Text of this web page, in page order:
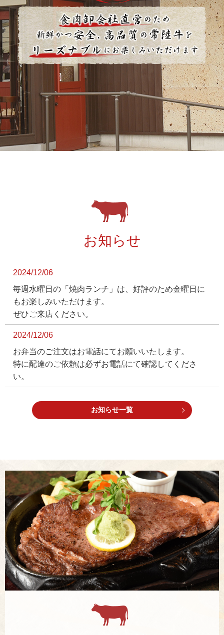
お知らせ
2024/12/06
毎週水曜日の「焼肉ランチ」は、好評のため金曜日に
もお楽しみいただけます。
ぜひご来店ください。
2024/12/06
お弁当のご注文はお電話にてお願いいたします。
特に配達のご依頼は必ずお電話にて確認してくださ
い。
お知らせ一覧